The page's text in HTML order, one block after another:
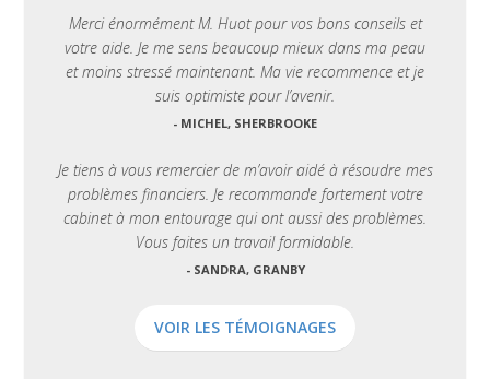
Merci énormément M. Huot pour vos bons conseils et
votre aide. Je me sens beaucoup mieux dans ma peau
et moins stressé maintenant. Ma vie recommence et je
suis optimiste pour l’avenir.
- MICHEL, SHERBROOKE
Je tiens à vous remercier de m’avoir aidé à résoudre mes
problèmes financiers. Je recommande fortement votre
cabinet à mon entourage qui ont aussi des problèmes.
Vous faites un travail formidable.
- SANDRA, GRANBY
VOIR LES TÉMOIGNAGES